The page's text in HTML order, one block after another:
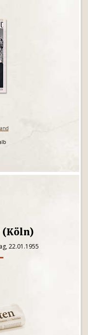
(Köln)
22.01.1955